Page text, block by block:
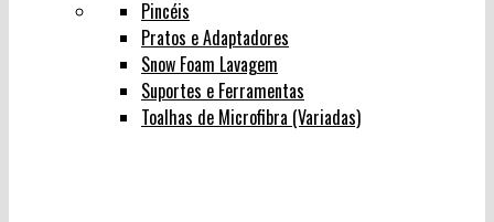
Pincéis
Pratos e Adaptadores
Snow Foam Lavagem
Suportes e Ferramentas
Toalhas de Microfibra (Variadas)